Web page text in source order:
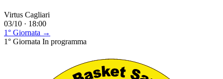
Virtus Cagliari
03/10 · 18:00
1° Giornata →
1° Giornata In programma